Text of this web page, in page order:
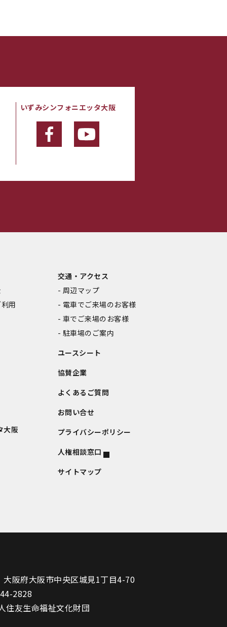
いずみシンフォニエッタ大阪
用
大阪
交通・アクセス
周辺マップ
電車でご来場のお客様
車でご来場のお客様
駐車場のご案内
ユースシート
協賛企業
よくあるご質問
お問い合せ
プライバシーポリシー
人権相談窓口
サイトマップ
大阪府大阪市中央区城見1丁目4-70
2828
住友生命福祉文化財団